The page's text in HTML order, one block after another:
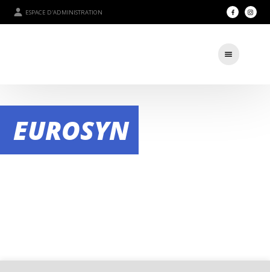
ESPACE D'ADMINISTRATION
EUROSYN